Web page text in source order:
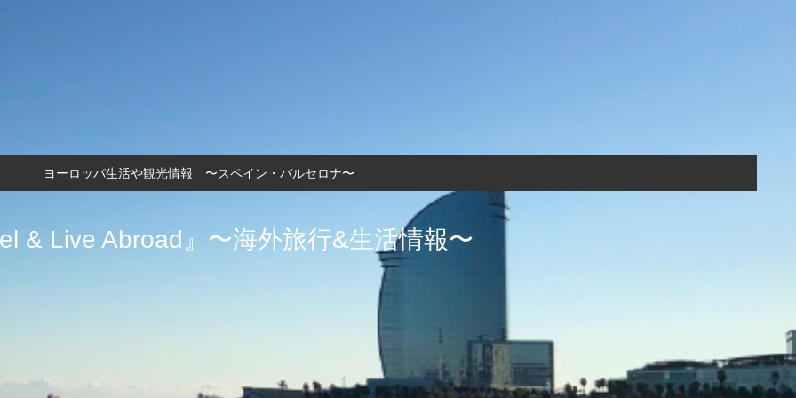
ヨーロッパ生活や観光情報 〜スペイン・バルセロナ〜
& Live Abroad』〜海外旅行&生活情報〜